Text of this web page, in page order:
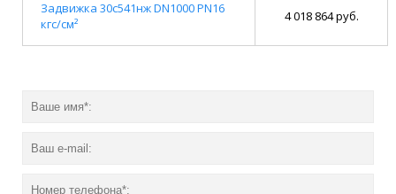
Задвижка 30с541нж DN1000 PN16
кгс/см²
4 018 864 руб.